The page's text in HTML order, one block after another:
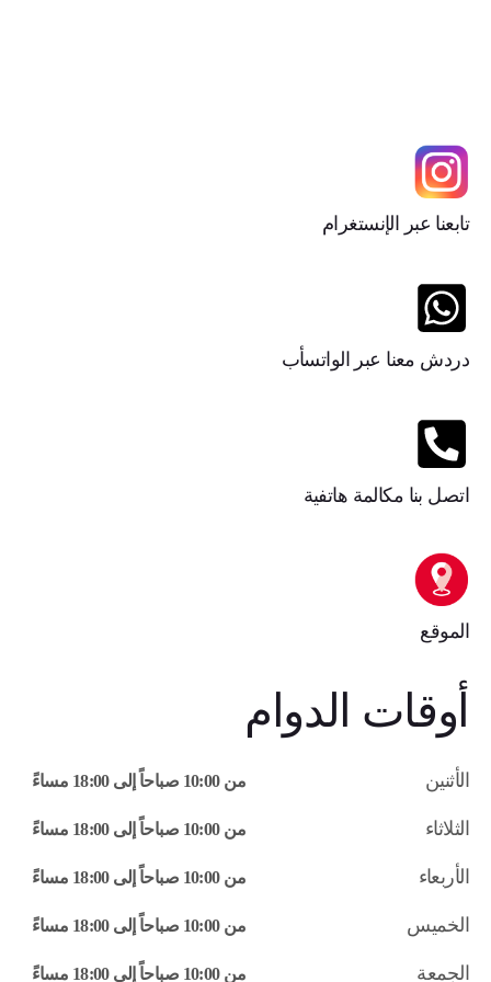
تابعنا عبر الإنستغرام
دردش معنا عبر الواتسأب
اتصل بنا مكالمة هاتفية
الموقع
أوقات الدوام
الأثنين من 10:00 صباحاً إلى 18:00 مساءً
الثلاثاء من 10:00 صباحاً إلى 18:00 مساءً
الأربعاء من 10:00 صباحاً إلى 18:00 مساءً
الخميس من 10:00 صباحاً إلى 18:00 مساءً
الجمعة من 10:00 صباحاً إلى 18:00 مساءً